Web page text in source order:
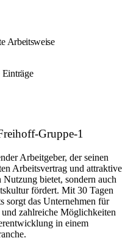
Arbeitsweise
Einträge
Gruppe-1
Arbeitgeber, der seinen
Arbeitsvertrag und attraktive
bietet, sondern auch
fördert. Mit 30 Tagen
sorgt das Unternehmen für
zahlreiche Möglichkeiten
in einem